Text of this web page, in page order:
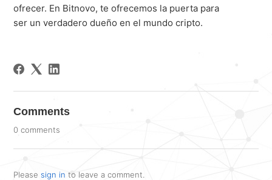
ofrecer. En Bitnovo, te ofrecemos la puerta para
ser un verdadero dueño en el mundo cripto.
Comments
0 comments
Please sign in to leave a comment.